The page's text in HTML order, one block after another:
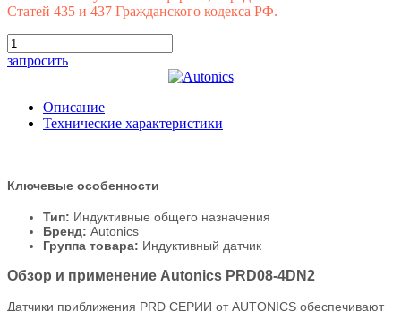
Статей 435 и 437 Гражданского кодекса РФ.
запросить
Описание
Технические характеристики
Ключевые особенности
Тип: Индуктивные общего назначения
Бренд: Autonics
Группа товара: Индуктивный датчик
Обзор и применение Autonics PRD08-4DN2
Датчики приближения PRD СЕРИИ от AUTONICS обеспечивают